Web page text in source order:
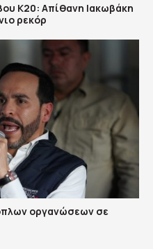
Κ20: Απίθανη Ιακωβάκη
ρεκόρ
οργανώσεων σε